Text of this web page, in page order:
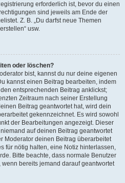
erforderlich ist, bevor du einen
sind jeweils am Ende der
Z. B. „Du darfst neue Themen
usw.
oder löschen?
bist, kannst du nur deine eigenen
kannst einen Beitrag bearbeiten, indem
entsprechenden Beitrag anklickst;
Zeitraum nach seiner Erstellung
Beitrag geantwortet hat, wird dein
gekennzeichnet. Es wird sowohl
der Bearbeitungen angezeigt. Dieser
auf deinen Beitrag geantwortet
Moderator deinen Beitrag überarbeitet
für nötig halten, eine Notiz hinterlassen,
Bitte beachte, dass normale Benutzer
bereits jemand darauf geantwortet